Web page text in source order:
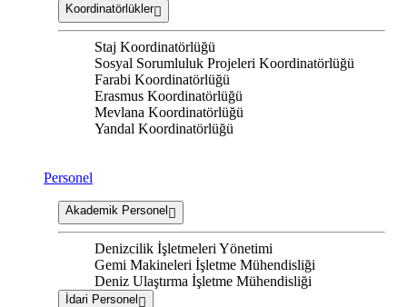
Koordinatörlükler
Staj Koordinatörlüğü
Sosyal Sorumluluk Projeleri Koordinatörlüğü
Farabi Koordinatörlüğü
Erasmus Koordinatörlüğü
Mevlana Koordinatörlüğü
Yandal Koordinatörlüğü
Personel
Akademik Personel
Denizcilik İşletmeleri Yönetimi
Gemi Makineleri İşletme Mühendisliği
Deniz Ulaştırma İşletme Mühendisliği
İdari Personel